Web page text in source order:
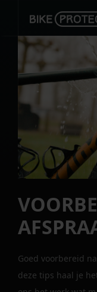
Goed voorbereid
deze tips haal je